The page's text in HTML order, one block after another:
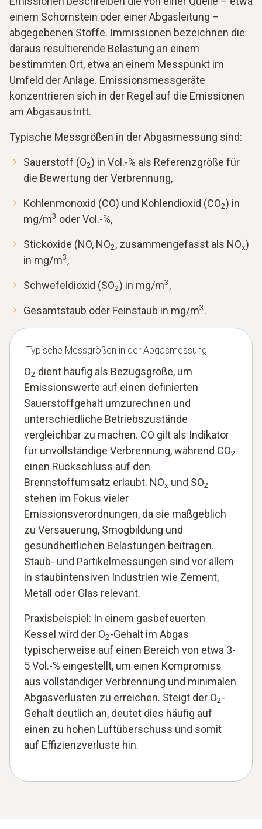
einem Schornstein oder einer Abgasleitung –
abgegebenen Stoffe. Immissionen bezeichnen die
daraus resultierende Belastung an einem
bestimmten Ort, etwa an einem Messpunkt im
Umfeld der Anlage. Emissionsmessgeräte
konzentrieren sich in der Regel auf die Emissionen
am Abgasaustritt.
Typische Messgrößen in der Abgasmessung sind:
Sauerstoff (O2) in Vol.-% als Referenzgröße für
die Bewertung der Verbrennung,
Kohlenmonoxid (CO) und Kohlendioxid (CO2) in
mg/m3 oder Vol.-%,
Stickoxide (NO, NO2, zusammengefasst als NOx)
in mg/m3,
Schwefeldioxid (SO2) in mg/m3,
Gesamtstaub oder Feinstaub in mg/m3.
Typische Messgrößen in der Abgasmessung
O2 dient häufig als Bezugsgröße, um
Emissionswerte auf einen definierten
Sauerstoffgehalt umzurechnen und
unterschiedliche Betriebszustände
vergleichbar zu machen. CO gilt als Indikator
für unvollständige Verbrennung, während CO2
einen Rückschluss auf den
Brennstoffumsatz erlaubt. NOx und SO2
stehen im Fokus vieler
Emissionsverordnungen, da sie maßgeblich
zu Versauerung, Smogbildung und
gesundheitlichen Belastungen beitragen.
Staub- und Partikelmessungen sind vor allem
in staubintensiven Industrien wie Zement,
Metall oder Glas relevant.
Praxisbeispiel: In einem gasbefeuerten
Kessel wird der O2-Gehalt im Abgas
typischerweise auf einen Bereich von etwa 3-
5 Vol.-% eingestellt, um einen Kompromiss
aus vollständiger Verbrennung und minimalen
Abgasverlusten zu erreichen. Steigt der O2-
Gehalt deutlich an, deutet dies häufig auf
einen zu hohen Luftüberschuss und somit
auf Effizienzverluste hin.